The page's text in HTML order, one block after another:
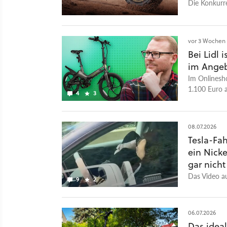
Die
4 3
vor 3 Wochen
Bei Lidl
im
Im
1.100 Euro
9 2
08.07.2026
Tesla-
ein
gar
Das Video
06.07.2026